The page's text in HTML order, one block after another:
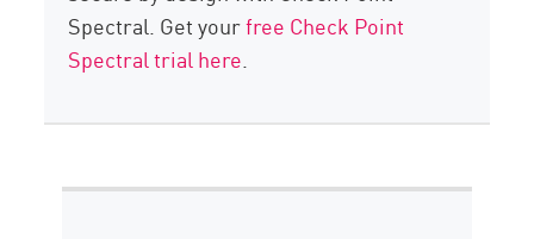
Spectral. Get yourfree Check Point
Spectral trial here.